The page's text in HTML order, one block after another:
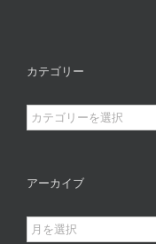
カテゴリー
カ
テ
ー
アーカイブ
ア